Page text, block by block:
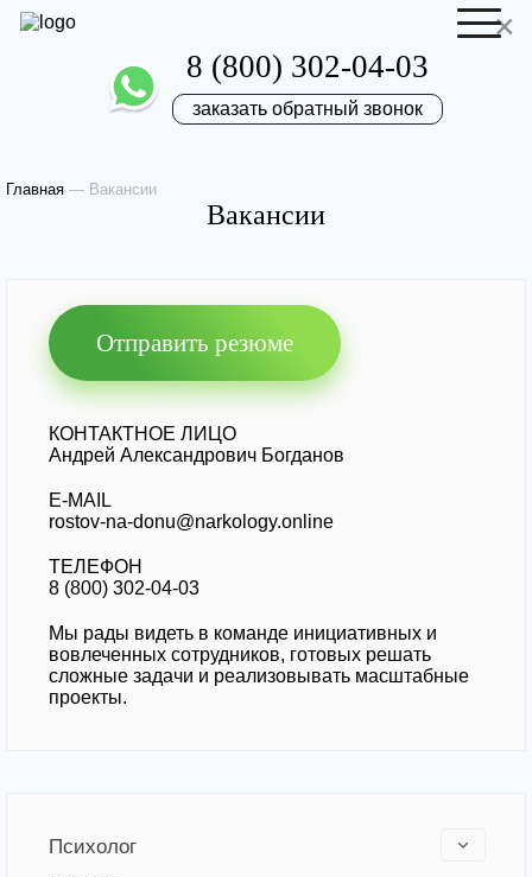
8 (800) 302-04-03
заказать обратный звонок
Главная — Вакансии
Вакансии
Отправить резюме
КОНТАКТНОЕ ЛИЦО
Андрей Александрович Богданов
E-MAIL
rostov-na-donu@narkology.online
ТЕЛЕФОН
8 (800) 302-04-03
Мы рады видеть в команде инициативных и
вовлеченных сотрудников, готовых решать
сложные задачи и реализовывать масштабные
проекты.
Психолог
Запись на приём
Нажимая кнопку 'Запись на приём' вы соглашаетесь
Ваша заявка
отправлена
Наш врач свяжется с вами в самое
Вернуться на главную
Отправить резюме
Ваш телефон
Прикрепить файл
Отправить резюме
×